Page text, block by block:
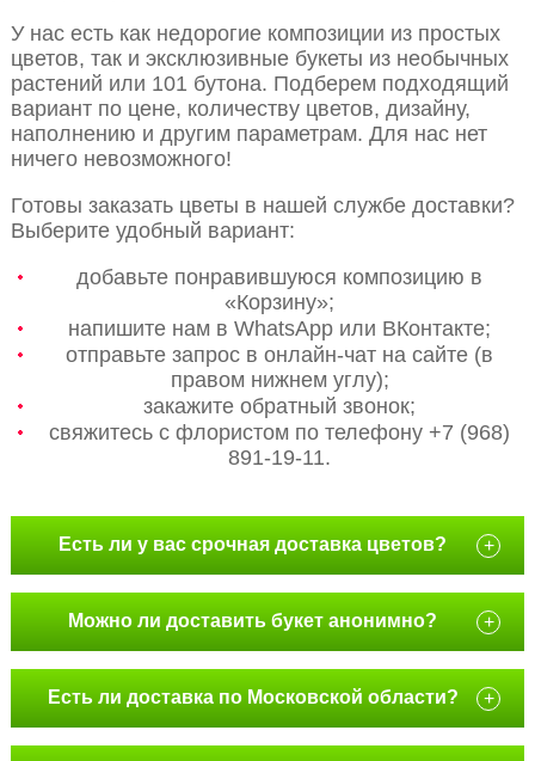
У нас есть как недорогие композиции из простых
цветов, так и эксклюзивные букеты из необычных
растений или 101 бутона. Подберем подходящий
вариант по цене, количеству цветов, дизайну,
наполнению и другим параметрам. Для нас нет
ничего невозможного!
Готовы заказать цветы в нашей службе доставки?
Выберите удобный вариант:
добавьте понравившуюся композицию в
«Корзину»;
напишите нам в WhatsApp или ВКонтакте;
отправьте запрос в онлайн-чат на сайте (в
правом нижнем углу);
закажите обратный звонок;
свяжитесь с флористом по телефону +7 (968)
891-19-11.
Есть ли у вас срочная доставка цветов? +
Можно ли доставить букет анонимно? +
Есть ли доставка по Московской области? +